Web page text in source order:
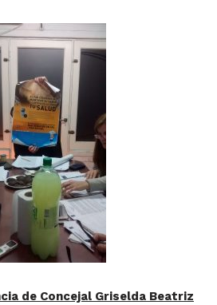
de Concejal Griselda Beatriz